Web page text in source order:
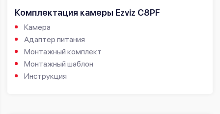
Комплектация камеры Ezviz C8PF
Камера
Адаптер питания
Монтажный комплект
Монтажный шаблон
Инструкция